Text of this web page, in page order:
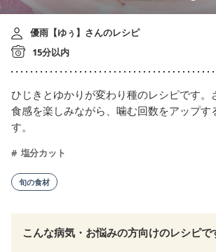
優雨【ゆぅ】さんのレシピ
15分以内
ひじきとゆかりが変わり種のレシピです。
食感を楽しみながら、噛む回数をアップす
す。
塩分カット
旬の食材
こんな病気・お悩みの方向けのレシピで